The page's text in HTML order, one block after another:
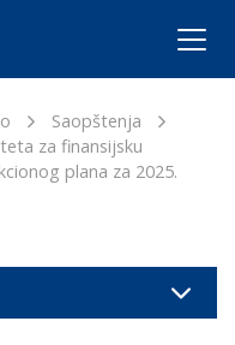
Saopštenja
za finansijsku
plana za 2025.